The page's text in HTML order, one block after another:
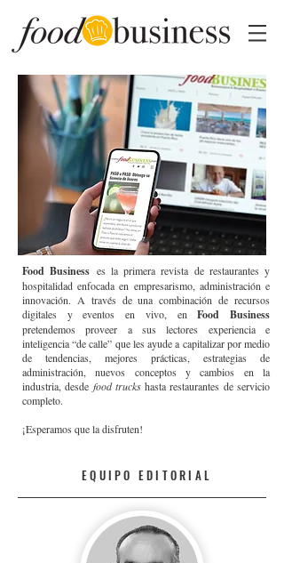
Food Business es la primera revista de restaurantes y
hospitalidad enfocada en empresarismo, administración e
innovación. A través de una combinación de recursos
digitales y eventos en vivo, enFood Business
pretendemos proveer a sus lectores experiencia e
inteligencia “de calle” que les ayude a capitalizar por medio
de tendencias, mejores prácticas, estrategias de
administración, nuevos conceptos y cambios en la
industria, desde food truckshasta restaurantes de servicio
completo.
¡Esperamos que la disfruten!
EQUIPO EDITORIAL